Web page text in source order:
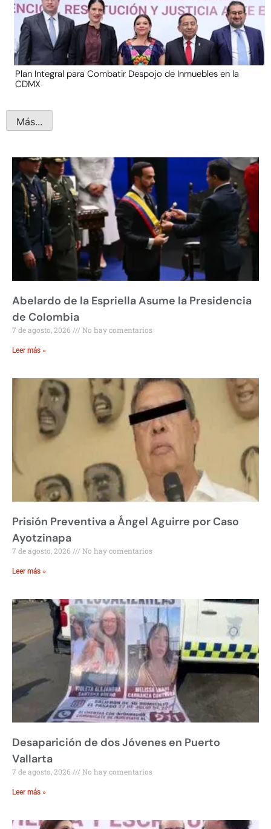
Plan Integral para Combatir Despojo de Inmuebles en la
CDMX
Más...
Abelardo de la Espriella Asume la Presidencia
de Colombia
7 de agosto, 2026 No hay comentarios
Leer más »
Prisión Preventiva a Ángel Aguirre por Caso
Ayotzinapa
7 de agosto, 2026 No hay comentarios
Leer más »
Desaparición de dos Jóvenes en Puerto
Vallarta
7 de agosto, 2026 No hay comentarios
Leer más »